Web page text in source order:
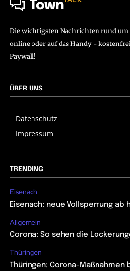
Town
Die wichtigsten Nachrichten rund um
online oder auf das Handy -
Paywall!
ÜBER UNS
Datenschutz
Impressum
TRENDING
Eisenach
Eisenach: neue Vollsperrung ab
Allgemein
Corona: So sehen die
Thüringen
Thüringen: Corona-Maßnahmen